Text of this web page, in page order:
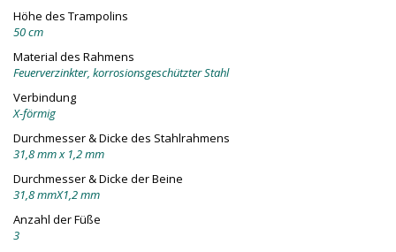
Höhe des Trampolins
50 cm
Material des Rahmens
Feuerverzinkter, korrosionsgeschützter Stahl
Verbindung
X-förmig
Durchmesser & Dicke des Stahlrahmens
31,8 mm x 1,2 mm
Durchmesser & Dicke der Beine
31,8 mmX1,2 mm
Anzahl der Füße
3